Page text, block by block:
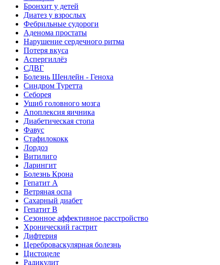
Бронхит у детей
Диатез у взрослых
Фебрильные судороги
Аденома простаты
Нарушение сердечного ритма
Потеря вкуса
Аспергиллёз
СДВГ
Болезнь Шенлейн - Геноха
Синдром Туретта
Себорея
Ушиб головного мозга
Апоплексия яичника
Диабетическая стопа
Фавус
Стафилококк
Лордоз
Витилиго
Ларингит
Болезнь Крона
Гепатит A
Ветряная оспа
Сахарный диабет
Гепатит B
Сезонное аффективное расстройство
Хронический гастрит
Дифтерия
Цереброваскулярная болезнь
Цистоцеле
Радикулит